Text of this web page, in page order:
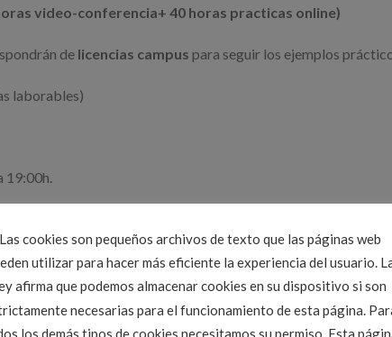
video-conferencia+ 40 horas practicas online)
de licencias campus para seguir los ejemplos
laborables)
19:00h.
inscribirse.
Las cookies son pequeños archivos de texto que las páginas web
utilizar para hacer más eficiente la experiencia del usuario.
afirma que podemos almacenar cookies en su dispositivo si son
necesarias para el funcionamiento de esta página.
los demás tipos de cookies necesitamos su permiso. Esta